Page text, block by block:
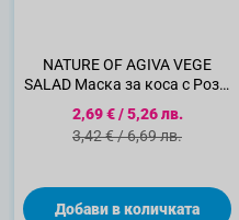
NATURE OF AGIVA VEGE
SALAD Маска за коса с Роза,
какаово масло и кератин,
350 мл
Специална цена
2,69 €/5,26 лв.
Стандартна цена
3,42 €/6,69 лв.
Добави в количката